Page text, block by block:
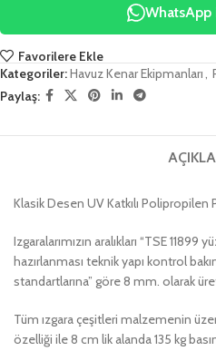
Favorilere Ekle
Kategoriler:Havuz Kenar Ekipmanları,
Paylaş:
Klasik Desen UV Katkılı
Izgaralarımızın aralıkları “TSE 11899
hazırlanması teknik yapı kontrol
standartlarına” göre 8 mm. olarak
Tüm ızgara çeşitleri malzemenin
özelliği ile 8 cm lik alanda 135 kg